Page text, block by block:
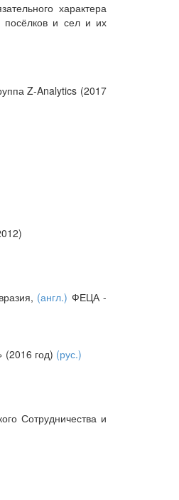
характера
посёлков и сел и их
Z-Analytics (2017
(англ.) ФЕЦА -
(2016 год) (рус.)
Сотрудничества и